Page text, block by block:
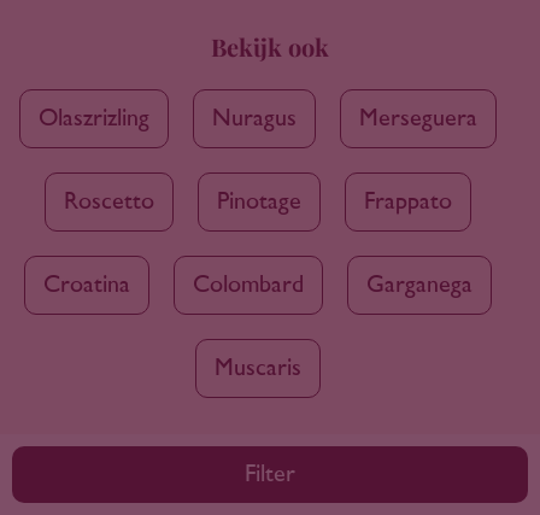
Filter
Bekijk ook
Olaszrizling Nuragus Merseguera
Roscetto Pinotage Frappato
Croatina Colombard Garganega
Muscaris